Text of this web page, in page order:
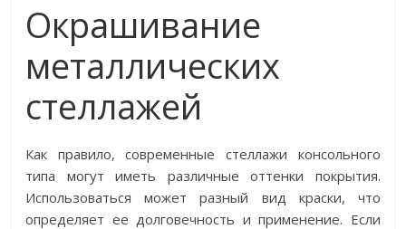
Окрашивание
металлических
стеллажей
Как правило, современные стеллажи консольного
типа могут иметь различные оттенки покрытия.
Использоваться может разный вид краски, что
определяет ее долговечность и применение. Если